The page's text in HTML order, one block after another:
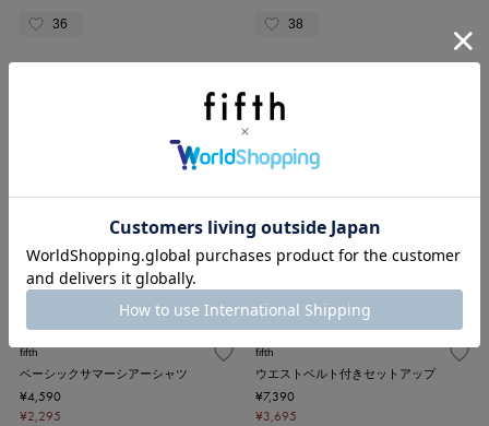
36 38
レイヤード風ギャザートップス
MID SUMMER SALE
24
fifth
¥6,790
fifth
ベーシックサマーシアーシャツ
¥4,590
¥2,295
fifth
ウエストベルト付きセットアップ
¥7,390
¥3,695